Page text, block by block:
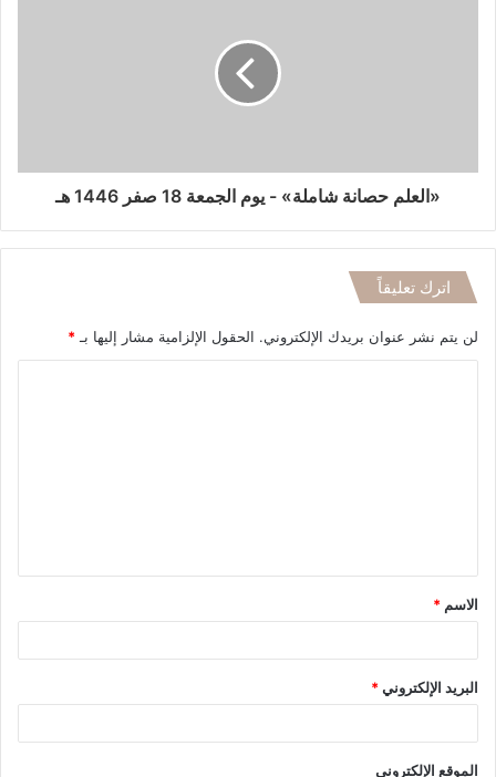
«العلم حصانة شاملة» - يوم الجمعة 18 صفر 1446 هـ
اترك تعليقاً
لن يتم نشر عنوان بريدك الإلكتروني. الحقول الإلزامية مشار إليها بـ *
ق
*
الاسم *
البريد الإلكتروني*
الموقع الإلكتروني